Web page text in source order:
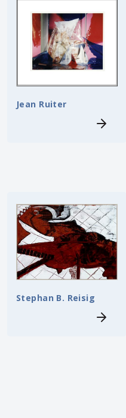
Jean Ruiter
Stephan B. Reisig